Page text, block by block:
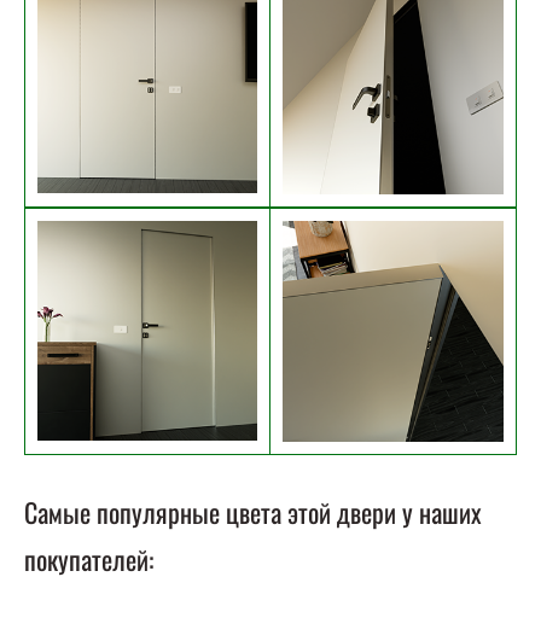
Самые популярные цвета этой двери у наших
покупателей: